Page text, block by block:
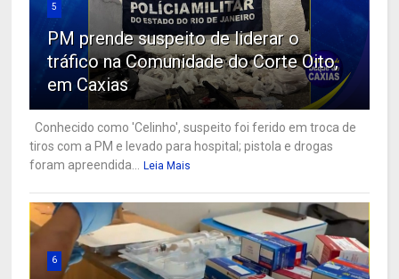
5
PM prende suspeito de liderar o
tráfico na Comunidade do Corte Oito,
em Caxias
Conhecido como 'Celinho', suspeito foi ferido em troca de
tiros com a PM e levado para hospital; pistola e drogas
foram apreendida...
Leia Mais
6